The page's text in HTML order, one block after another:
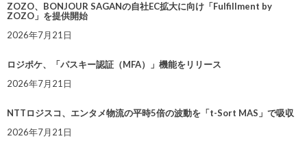
ZOZO、BONJOUR SAGANの自社EC拡大に向け「Fulfillment by
ZOZO」を提供開始
2026年7月21日
ロジポケ、「パスキー認証（MFA）」機能をリリース
2026年7月21日
NTTロジスコ、エンタメ物流の平時5倍の波動を「t-Sort MAS」で吸収
2026年7月21日